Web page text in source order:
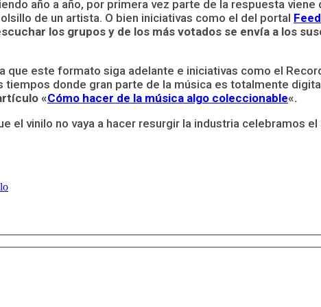
año a año, por primera vez parte de la respuesta
de un artista. O bien iniciativas como el del portal
los grupos y de los más votados se envía a los
este formato siga adelante e iniciativas como el
donde gran parte de la música es totalmente
«Cómo hacer de la música algo coleccionable«.
el vinilo no vaya a hacer resurgir la industria celebramos